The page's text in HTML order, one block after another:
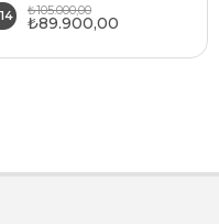
₺89.900,00
₺105.000,00